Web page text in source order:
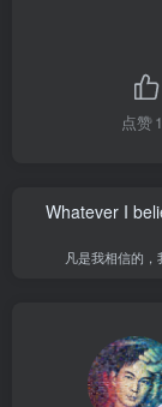
点赞
Whatever I
凡是我相信的